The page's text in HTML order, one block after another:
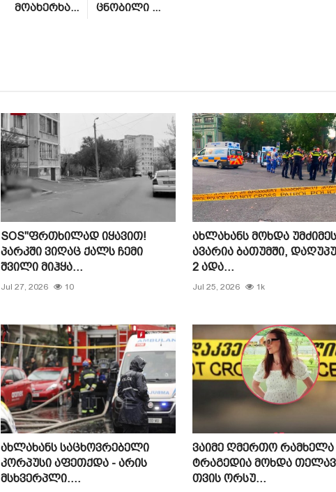
მოახერხა...
ცნობილი ...
SOS"ფრთხილად იყავით!
პარკში ვიღაც ქალს ჩემი
შვილი მიჰყა...
Jul 27, 2026 10
ახლახანს მოხდა
ავარია ბათუმში,
2 ადა...
Jul 25, 2026 1k
ახლახანს საცხოვრებელი
კორპუსი აფეთქდა - არის
მსხვერპლი....
ვაიმე ღმერთო რამხელა
ტრაგედია მოხდა
თვის ორსუ...